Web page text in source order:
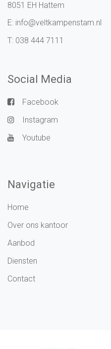
8051 EH Hattem
E: info@veltkampenstam.nl
T: 038 444 7111
Social Media
Facebook
Instagram
Youtube
Navigatie
Home
Over ons kantoor
Aanbod
Diensten
Contact